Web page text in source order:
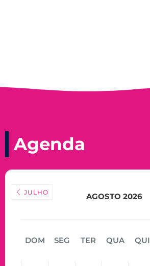
Agenda
JULHO AGOSTO 2026
DOM SEG TER QUA QUI